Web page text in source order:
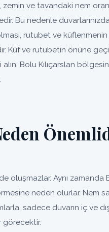
ve tavandaki nem
Bu nedenle
rutubet ve küflenmenin
Küf ve rutubetin önüne
Bolu Kılıçarslan
Aynı zamanda
neden olurlar. Nem
sadece duvarın iç ve
görecektir.